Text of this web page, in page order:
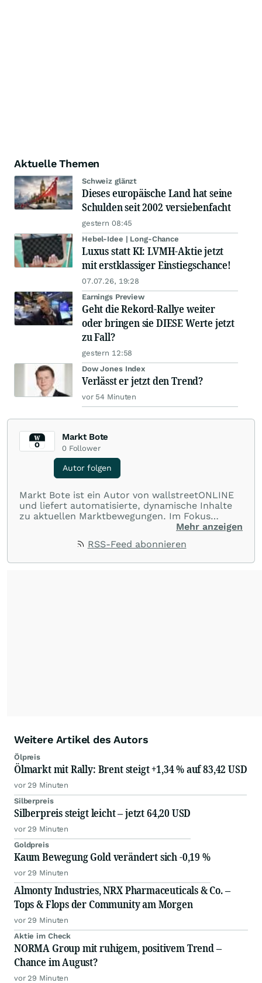
Aktuelle Themen
Schweiz glänzt
Dieses europäische Land hat seine
Schulden seit 2002 versiebenfacht
gestern 08:45
Hebel-Idee | Long-Chance
Luxus statt KI: LVMH-Aktie jetzt
mit erstklassiger Einstiegschance!
07.07.26, 19:28
Earnings Preview
Geht die Rekord-Rallye weiter
oder bringen sie DIESE Werte jetzt
zu Fall?
gestern 12:58
Dow Jones Index
Verlässt er jetzt den Trend?
vor 54 Minuten
Markt Bote
0 Follower
Autor folgen
Markt Bote ist ein Autor von wallstreetONLINE
und liefert automatisierte, dynamische Inhalte
zu aktuellen Marktbewegungen. Im Fokus
stehen Tops und Flops, Branchentrends und
Rohstoffe oder Krypto – die Beiträge sind kurz,
Mehr anzeigen
RSS-Feed abonnieren
Weitere Artikel des Autors
Ölpreis
Ölmarkt mit Rally: Brent steigt +1,34 % auf 83,42 USD
vor 29 Minuten
Silberpreis
Silberpreis steigt leicht – jetzt 64,20 USD
vor 29 Minuten
Goldpreis
Kaum Bewegung Gold verändert sich -0,19 %
vor 29 Minuten
Almonty Industries, NRX Pharmaceuticals & Co. –
Tops & Flops der Community am Morgen
vor 29 Minuten
Aktie im Check
NORMA Group mit ruhigem, positivem Trend –
Chance im August?
vor 29 Minuten